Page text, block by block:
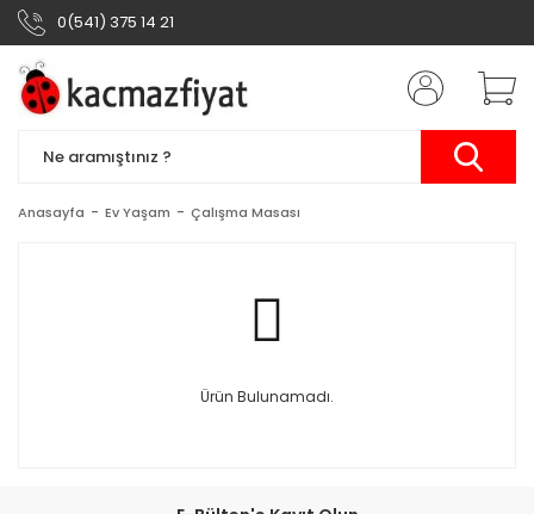
0(541) 375 14 21
Anasayfa Ev Yaşam Çalışma Masası
Ürün Bulunamadı.